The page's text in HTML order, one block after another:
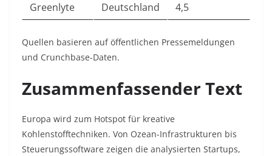
Greenlyte
Deutschland 4,5
Quellen basieren auf öffentlichen Pressemeldungen
und Crunchbase-Daten.
Zusammenfassender Text
Europa wird zum Hotspot für kreative
Kohlenstofftechniken. Von Ozean-Infrastrukturen bis
Steuerungssoftware zeigen die analysierten Startups,